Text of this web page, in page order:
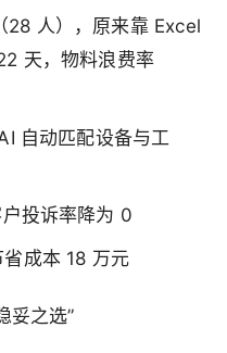
28 人），原来靠 Excel
天，物料浪费率
自动匹配设备与工
投诉率降为 0
成本 18 万元
妥之选”